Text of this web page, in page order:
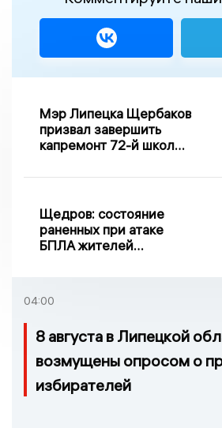
Мэр Липецка Щербаков
призвал завершить
капремонт 72-й школы
Щедров: состояние
раненных при атаке
БПЛА жителей
04:00
8 августа в Липецкой
возмущены опросом о
избирателей